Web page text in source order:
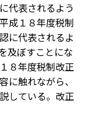
代表されるよう
成１８年度税制
に代表されるよ
及ぼすことにな
８年度税制改正
に触れながら、
している。改正